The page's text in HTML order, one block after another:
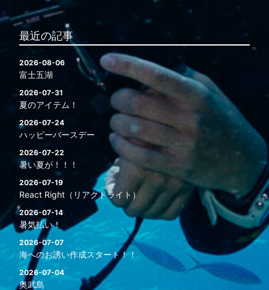
最近の記事
2026-08-06
富士五湖
2026-07-31
夏のアイテム！
2026-07-24
ハッピーバースデー
2026-07-22
暑い夏が！！！
2026-07-19
React Right（リアクトライト）
2026-07-14
暑気払い！
2026-07-07
海へのお誘い作成スタート！！
2026-07-04
奥武島